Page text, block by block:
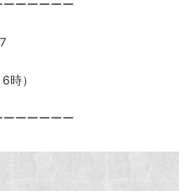
ーーーーー
）
ーーーーー